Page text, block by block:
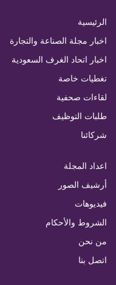
الرئيسية
اخبار مجلة الصناعة والتجارة
اخبار اتحاد الغرف السعودية
تغطيات خاصة
لقاءات صحفية
طلبات التوظيف
شركائنا
اعداد المجلة
أرشيف الصور
فيديوهات
الشروط والأحكام
من نحن
اتصل بنا